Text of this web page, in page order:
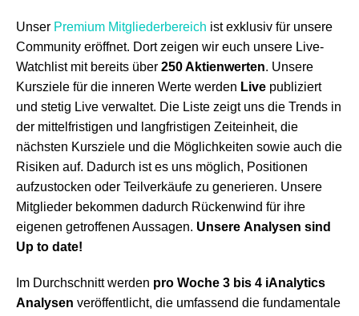
Unser Premium Mitgliederbereich ist exklusiv für unsere
Community eröffnet. Dort zeigen wir euch unsere Live-
Watchlist mit bereits über 250Aktienwerten. Unsere
Kursziele für die inneren Werte werden Live publiziert
und stetig Live verwaltet. Die Liste zeigt uns die Trends in
der mittelfristigen und langfristigen Zeiteinheit, die
nächsten Kursziele und die Möglichkeiten sowie auch die
Risiken auf. Dadurch ist es uns möglich, Positionen
aufzustocken oder Teilverkäufe zu generieren. Unsere
Mitglieder bekommen dadurch Rückenwind für ihre
eigenen getroffenen Aussagen. Unsere Analysen sind
Up to date!
Im Durchschnitt werden pro Woche 3 bis 4 iAnalytics
Analysen veröffentlicht, die umfassend die fundamentale